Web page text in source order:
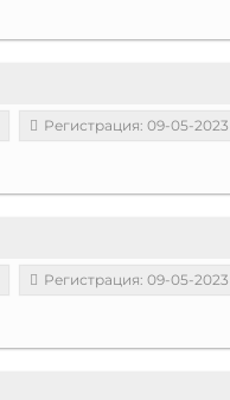
Регистрация: 09-05-2023
Регистрация: 09-05-2023